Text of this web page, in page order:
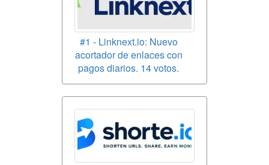
#1 - Linknext.io: Nuevo
acortador de enlaces con
pagos diarios. 14 votos.